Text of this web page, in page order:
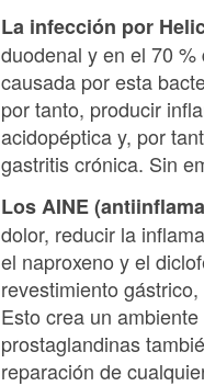
La infección por
duodenal y en el 70
causada por esta
por tanto, producir
acidopéptica y, por
gastritis crónica. Sin
Los AINE
dolor, reducir la
el naproxeno y el
revestimiento
Esto crea un
prostaglandinas
reparación de